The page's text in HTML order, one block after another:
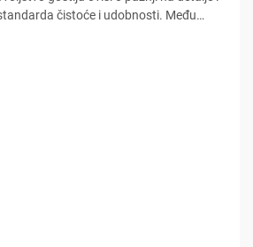
čistoće i udobnosti. Među
papuče pl...